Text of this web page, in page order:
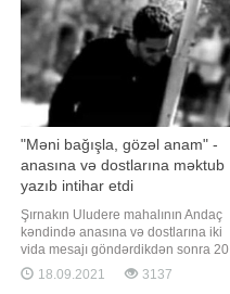
"Məni bağışla, gözəl anam" -
anasına və dostlarına məktub
yazıb intihar etdi
Şırnakın Uludere mahalının Andaç
kəndində anasına və dostlarına iki
vida mesajı göndərdikdən sonra 20
yaşlı bir gənc 35 metr yüksəklikdəki
uçurumdan tullanaraq intihar edib.
18.09.2021 3137